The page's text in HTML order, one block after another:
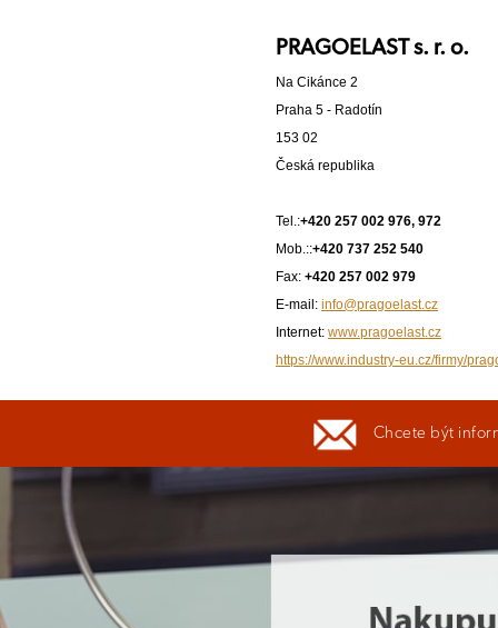
PRAGOELAST s. r. o.
Na Cikánce 2
Praha 5 - Radotín
153 02
Česká republika
Tel.:+420 257 002 976, 972
Mob.::+420 737 252 540
Fax: +420 257 002 979
E-mail: info@pragoelast.cz
Internet: www.pragoelast.cz
https://www.industry-eu.cz/firmy/
Chcete být